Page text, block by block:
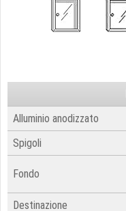
Alluminio anodizzato
Spigoli
Fondo
Destinazione